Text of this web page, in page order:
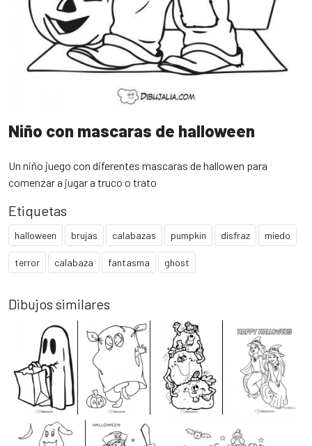
Niño con mascaras de halloween
Un niño juego con diferentes mascaras de hallowen para
comenzar a jugar a truco o trato
Etiquetas
halloween brujas calabazas pumpkin disfraz miedo
terror calabaza fantasma ghost
Dibujos similares